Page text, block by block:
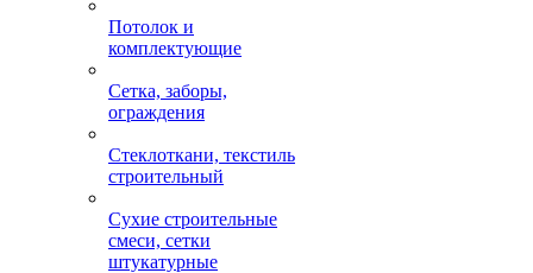
Потолок и
комплектующие
Сетка, заборы,
ограждения
Стеклоткани, текстиль
строительный
Сухие строительные
смеси, сетки
штукатурные